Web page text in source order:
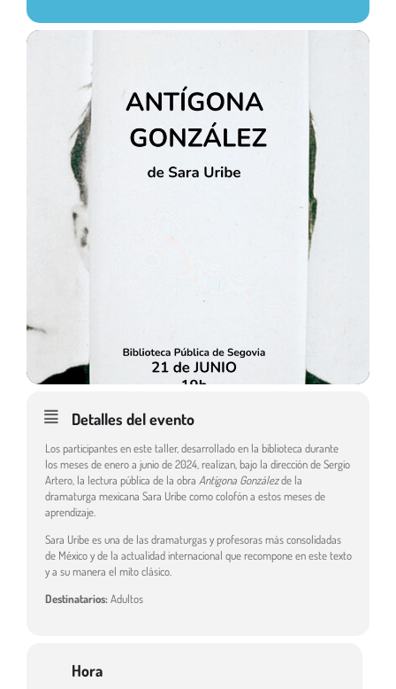
Detalles del evento
Los participantes en este taller, desarrollado en la biblioteca durante
los meses de enero a junio de 2024, realizan, bajo la dirección de Sergio
Artero, la lectura pública de la obra Antígona Gonzálezde la
dramaturga mexicana Sara Uribe como colofón a estos meses de
aprendizaje.
Sara Uribe es una de las dramaturgas y profesoras más consolidadas
de México y de la actualidad internacional que recompone en este texto
y a su manera el mito clásico.
Destinatarios:Adultos
Hora